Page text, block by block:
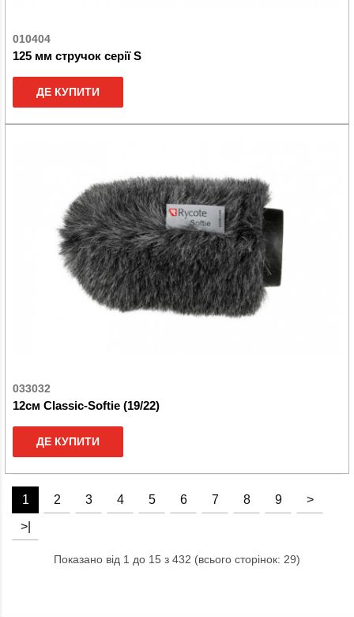
010404
125 мм стручок серії S
ДЕ КУПИТИ
033032
12см Classic-Softie (19/22)
ДЕ КУПИТИ
1 2 3 4 5 6 7 8 9
>
>|
Показано від 1 до 15 з 432 (всього сторінок: 29)